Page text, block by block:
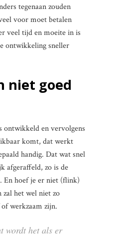
tegenaan zouden
voor moet betalen
veel tijd en moeite in is
ontwikkeling sneller
niet goed
ontwikkeld en vervolgens
komt, dat werkt
handig. Dat wat snel
afgeraffeld, zo is de
En hoef je er niet (flink)
zal het wel niet zo
werkzaam zijn.
wordt het als er